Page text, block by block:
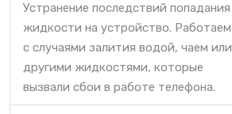
Устранение последствий попадания
жидкости на устройство. Работаем
с случаями залития водой, чаем или
другими жидкостями, которые
вызвали сбои в работе телефона.